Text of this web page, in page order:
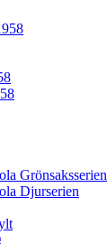
Grönsaksserien
Djurserien